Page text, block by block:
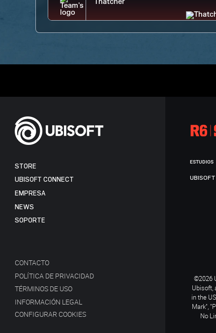
STORE
UBISOFT CONNECT
EMPRESA
NEWS
SOPORTE
CONTACTO
POLÍTICA DE PRIVACIDAD
TÉRMINOS DE USO
INFORMACIÓN LEGAL
CONFIGURAR COOKIES
ESTUDIOS
©2026
Ubisoft,
in the
Mark",
No